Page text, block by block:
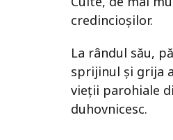
credincioșilor.
La rândul său,
sprijinul și grija
vieții parohiale
duhovnicesc.